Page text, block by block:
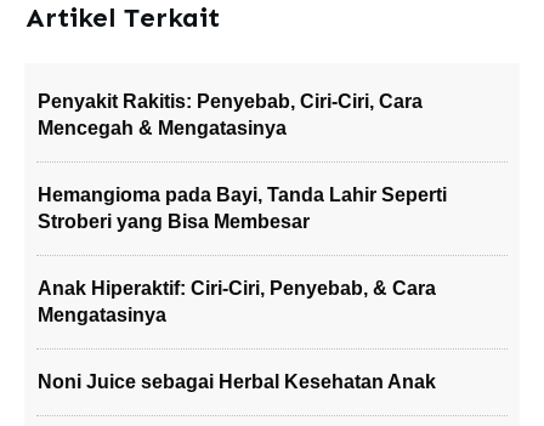
Artikel Terkait
Penyakit Rakitis: Penyebab, Ciri-Ciri, Cara
Mencegah & Mengatasinya
Hemangioma pada Bayi, Tanda Lahir Seperti
Stroberi yang Bisa Membesar
Anak Hiperaktif: Ciri-Ciri, Penyebab, & Cara
Mengatasinya
Noni Juice sebagai Herbal Kesehatan Anak